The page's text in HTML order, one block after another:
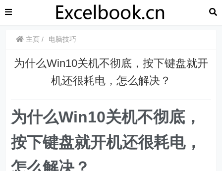
主页 电脑技巧
为什么Win10关机不彻底，按下键盘就开
机还很耗电，怎么解决？
为什么Win10关机不彻底，
按下键盘就开机还很耗电，